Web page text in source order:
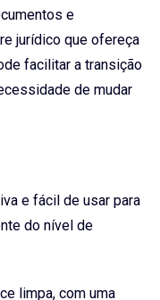
e
jurídico que ofereça
facilitar a transição
de mudar
e fácil de usar para
do nível de
limpa, com uma